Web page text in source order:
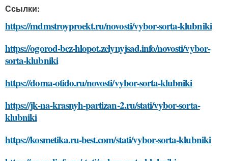
Ссылки:
https://mdmstroyproekt.ru/novosti/vybor-sorta-klubniki
https://ogorod-bez-hlopot.zelynyjsad.info/novosti/vybor-
sorta-klubniki
https://doma-otido.ru/novosti/vybor-sorta-klubniki
https://jk-na-krasnyh-partizan-2.ru/stati/vybor-sorta-
klubniki
https://kosmetika.ru-best.com/stati/vybor-sorta-klubniki